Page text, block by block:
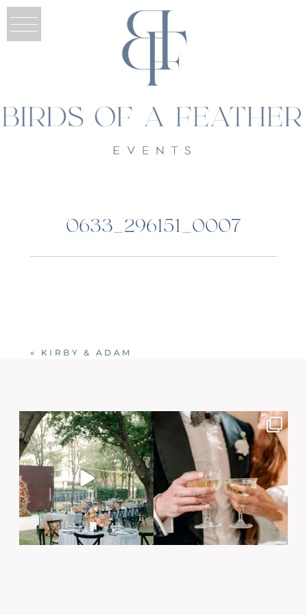
0633_296151_0007
« KIRBY & ADAM